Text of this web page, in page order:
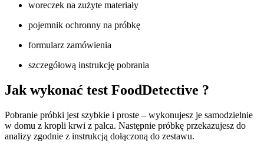
woreczek na zużyte materiały
pojemnik ochronny na próbkę
formularz zamówienia
szczegółową instrukcję pobrania
Jak wykonać test FoodDetective ?
Pobranie próbki jest szybkie i proste – wykonujesz je samodzielnie
w domu z kropli krwi z palca. Następnie próbkę przekazujesz do
analizy zgodnie z instrukcją dołączoną do zestawu.